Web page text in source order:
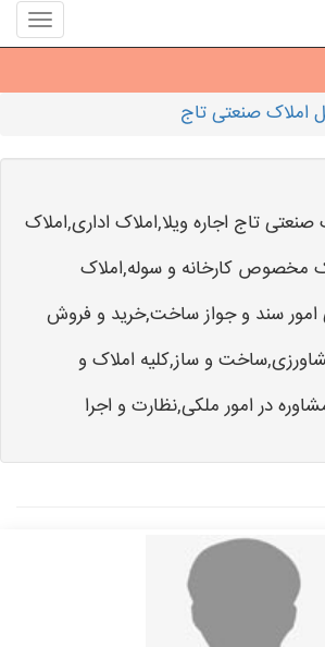
منوی
باران
املاک صنعتی تاج
تاج اجاره ویلا,املاک اداری,املاک
مخصوص کارخانه و سوله,املاک
امور سند و جواز ساخت,خرید و فروش
و ساز,کلیه املاک و
در امور ملکی,نظارت و اجرا